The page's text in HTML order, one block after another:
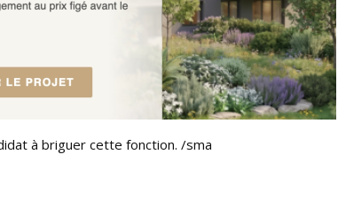
à briguer cette fonction. /sma